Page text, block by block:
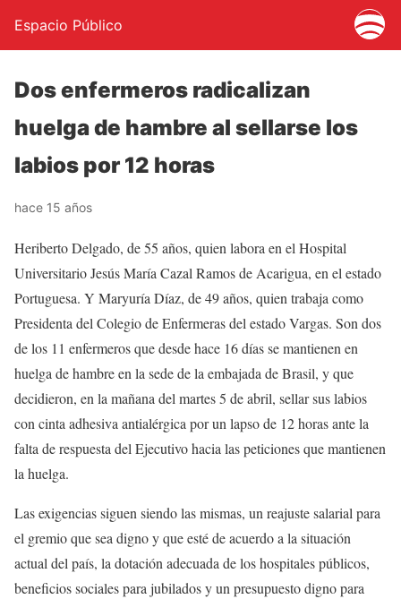
Espacio Público
Dos enfermeros radicalizan
huelga de hambre al sellarse los
labios por 12 horas
hace 15 años
Heriberto Delgado, de 55 años, quien labora en el Hospital
Universitario Jesús María Cazal Ramos de Acarigua, en el estado
Portuguesa. Y Maryuría Díaz, de 49 años, quien trabaja como
Presidenta del Colegio de Enfermeras del estado Vargas. Son dos
de los 11 enfermeros que desde hace 16 días se mantienen en
huelga de hambre en la sede de la embajada de Brasil, y que
decidieron, en la mañana del martes 5 de abril, sellar sus labios
con cinta adhesiva antialérgica por un lapso de 12 horas ante la
falta de respuesta del Ejecutivo hacia las peticiones que mantienen
la huelga.
Las exigencias siguen siendo las mismas, un reajuste salarial para
el gremio que sea digno y que esté de acuerdo a la situación
actual del país, la dotación adecuada de los hospitales públicos,
beneficios sociales para jubilados y un presupuesto digno para